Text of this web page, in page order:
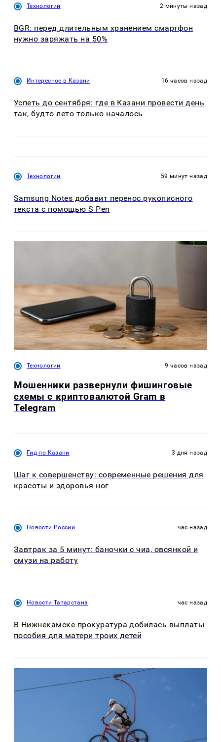
Технологии 2 минуты назад
BGR: перед длительным хранением смартфон
нужно заряжать на 50%
Интересное в Казани 16 часов назад
Успеть до сентября: где в Казани провести день
так, будто лето только началось
Технологии 59 минут назад
Samsung Notes добавит перенос рукописного
текста с помощью S Pen
Технологии 9 часов назад
Мошенники развернули фишинговые
схемы с криптовалютой Gram в
Telegram
Гид по Казани 3 дня назад
Шаг к совершенству: современные решения для
красоты и здоровья ног
Новости России час назад
Завтрак за 5 минут: баночки с чиа, овсянкой и
смузи на работу
Новости Татарстана час назад
В Нижнекамске прокуратура добилась выплаты
пособия для матери троих детей